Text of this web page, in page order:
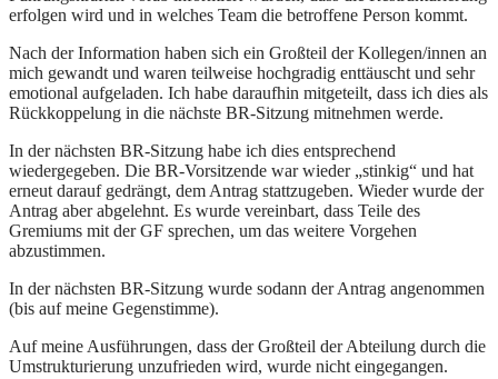
erfolgen wird und in welches Team die betroffene Person kommt.
Nach der Information haben sich ein Großteil der Kollegen/innen an
mich gewandt und waren teilweise hochgradig enttäuscht und sehr
emotional aufgeladen. Ich habe daraufhin mitgeteilt, dass ich dies als
Rückkoppelung in die nächste BR-Sitzung mitnehmen werde.
In der nächsten BR-Sitzung habe ich dies entsprechend
wiedergegeben. Die BR-Vorsitzende war wieder „stinkig“ und hat
erneut darauf gedrängt, dem Antrag stattzugeben. Wieder wurde der
Antrag aber abgelehnt. Es wurde vereinbart, dass Teile des
Gremiums mit der GF sprechen, um das weitere Vorgehen
abzustimmen.
In der nächsten BR-Sitzung wurde sodann der Antrag angenommen
(bis auf meine Gegenstimme).
Auf meine Ausführungen, dass der Großteil der Abteilung durch die
Umstrukturierung unzufrieden wird, wurde nicht eingegangen.